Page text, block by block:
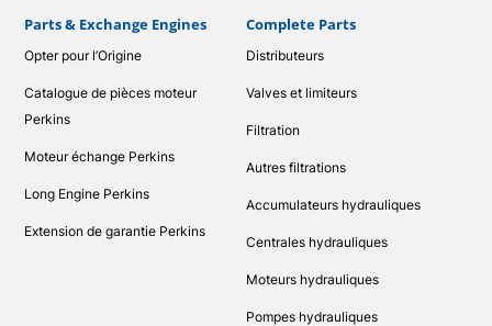
Parts & Exchange Engines
Opter pour l’Origine
Catalogue de pièces moteur
Perkins
Moteur échange Perkins
Long Engine Perkins
Extension de garantie Perkins
Complete Parts
Distributeurs
Valves et limiteurs
Filtration
Autres filtrations
Accumulateurs hydrauliques
Centrales hydrauliques
Moteurs hydrauliques
Pompes hydrauliques